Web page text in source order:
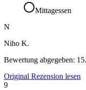
Mittagessen
N
Niho K.
Bewertung abgegeben:
Original Rezension lesen
9